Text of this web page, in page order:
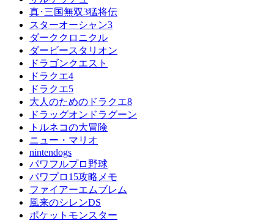
真･三国無双3猛将伝
スターオーシャン3
ダーククロニクル
ダービースタリオン
ドラゴンクエスト
ドラクエ4
ドラクエ5
大人のためのドラクエ8
ドラッグオンドラグーン
トルネコの大冒険
ニュー・マリオ
nintendogs
パワフルプロ野球
パワプロ15攻略メモ
ファイアーエムブレム
風来のシレンDS
ポケットモンスター